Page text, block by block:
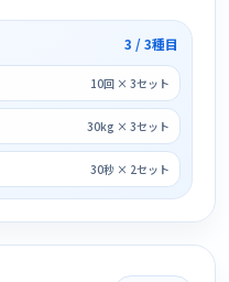
3 / 3種目
10回 × 3セット
30kg × 3セット
30秒 × 2セット